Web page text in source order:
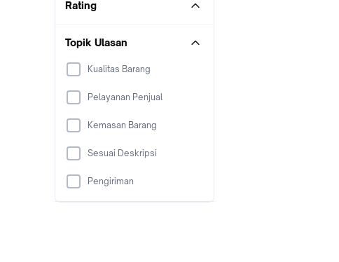
Rating
Topik Ulasan
Kualitas Barang
Pelayanan Penjual
Kemasan Barang
Sesuai Deskripsi
Pengiriman